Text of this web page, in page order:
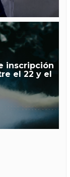
inscripción
el 22 y el